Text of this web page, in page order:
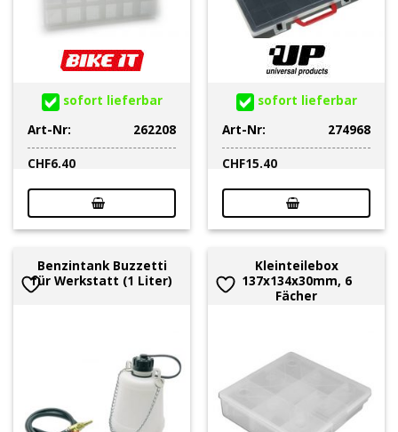
sofort lieferbar
Art-Nr:
262208
CHF6.40
sofort lieferbar
Art-Nr:
274968
CHF15.40
Benzintank Buzzetti
für Werkstatt (1 Liter)
Kleinteilebox
137x134x30mm, 6
Fächer